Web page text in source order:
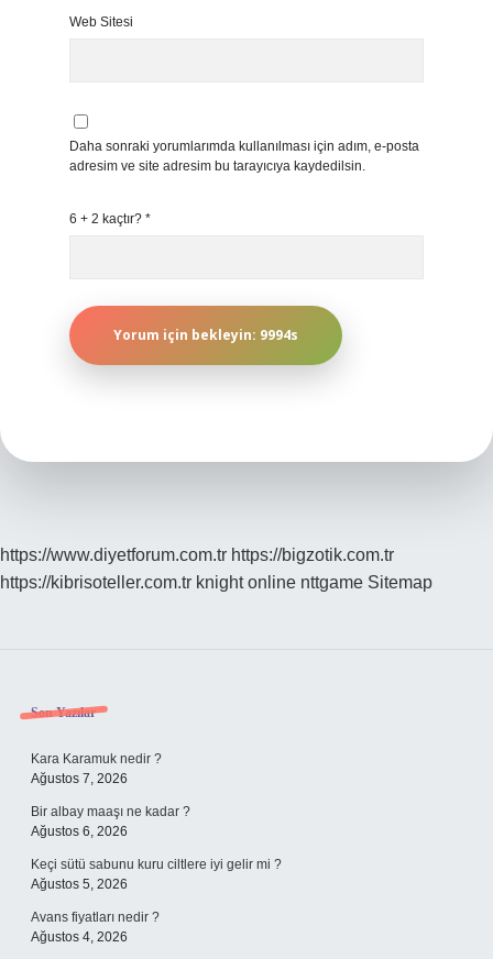
Web Sitesi
Daha sonraki yorumlarımda kullanılması için adım, e-posta
adresim ve site adresim bu tarayıcıya kaydedilsin.
6 + 2 kaçtır? *
https://www.diyetforum.com.tr https://bigzotik.com.tr
https://kibrisoteller.com.tr knight online nttgame Sitemap
Sidebar
Son Yazılar
Kara Karamuk nedir ?
Ağustos 7, 2026
Bir albay maaşı ne kadar ?
Ağustos 6, 2026
Keçi sütü sabunu kuru ciltlere iyi gelir mi ?
Ağustos 5, 2026
Avans fiyatları nedir ?
Ağustos 4, 2026